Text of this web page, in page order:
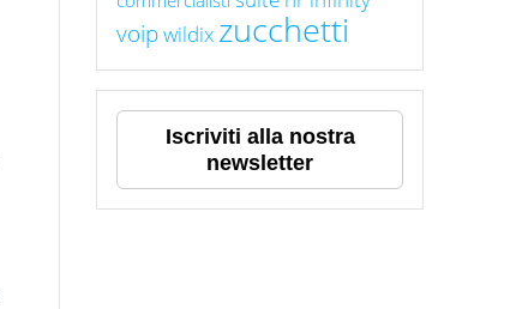
voipwildix zucchetti
Iscriviti alla nostra
newsletter